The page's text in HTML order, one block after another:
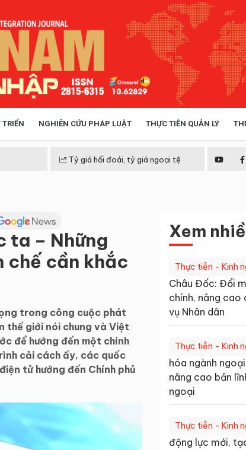
NGHIÊN CỨU PHÁP LUẬT THỰC TIỄN QUẢN LÝ
Tỷ giá hối đoái, tỷ giá ngoại tệ
ta – Những
chế cần khắc
trong công cuộc phát
thế giới nói chung và Việt
để hướng đến một chính
cải cách ấy, các quốc
tử hướng đến Chính phủ
Xem
Thực tiễn - Kinh
Châu Đốc: Đổi
chính, nâng cao
vụ Nhân dân
Thực tiễn - Kinh
hóa ngành
nâng cao bản
ngoại
Thực tiễn - Kinh
động lực mới,